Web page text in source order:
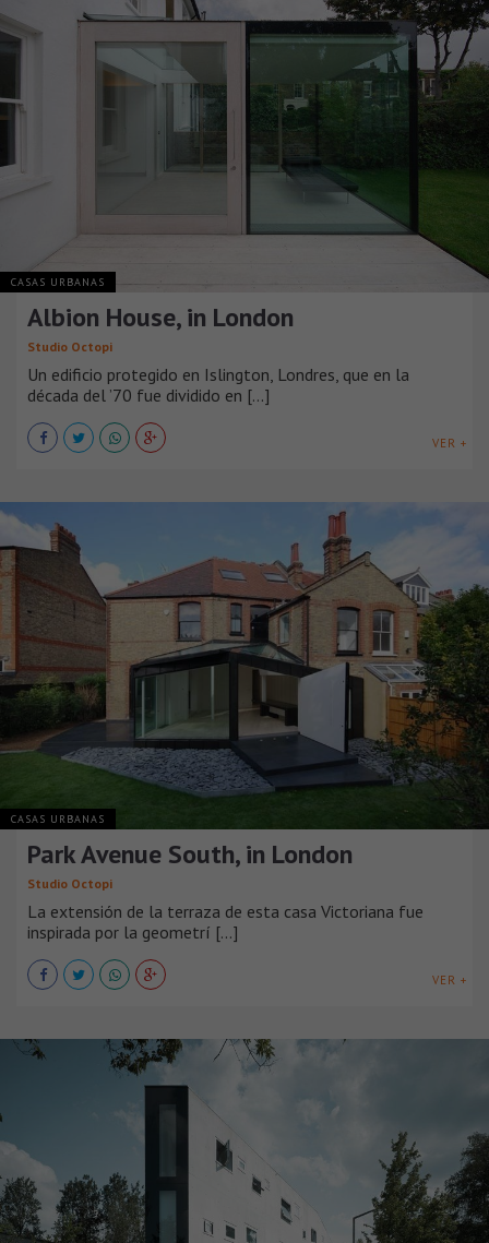
CASAS URBANAS
Albion House, in London
Studio Octopi
Un edificio protegido en Islington, Londres, que en la
década del ’70 fue dividido en [...]
VER +
CASAS URBANAS
Park Avenue South, in London
Studio Octopi
La extensión de la terraza de esta casa Victoriana fue
inspirada por la geometrí [...]
VER +